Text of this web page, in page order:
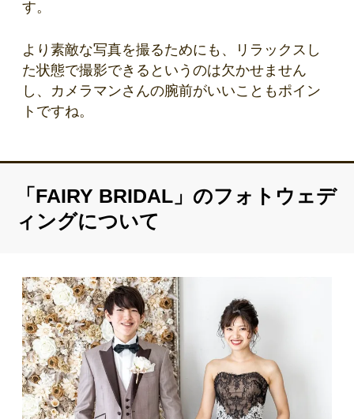
す。
より素敵な写真を撮るためにも、リラックスし
た状態で撮影できるというのは欠かせません
し、カメラマンさんの腕前がいいこともポイン
トですね。
「FAIRY BRIDAL」のフォトウェデ
ィングについて